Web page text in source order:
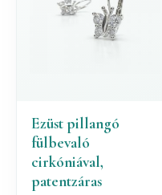
Ezüst pillangó
fülbevaló
cirkóniával,
patentzáras